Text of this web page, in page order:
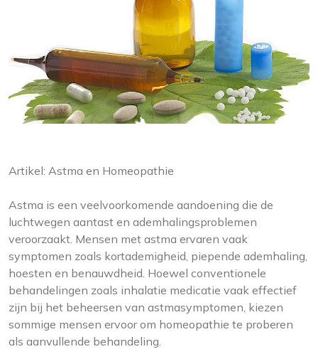
Artikel: Astma en Homeopathie
Astma is een veelvoorkomende aandoening die de
luchtwegen aantast en ademhalingsproblemen
veroorzaakt. Mensen met astma ervaren vaak
symptomen zoals kortademigheid, piepende ademhaling,
hoesten en benauwdheid. Hoewel conventionele
behandelingen zoals inhalatie medicatie vaak effectief
zijn bij het beheersen van astmasymptomen, kiezen
sommige mensen ervoor om homeopathie te proberen
als aanvullende behandeling.